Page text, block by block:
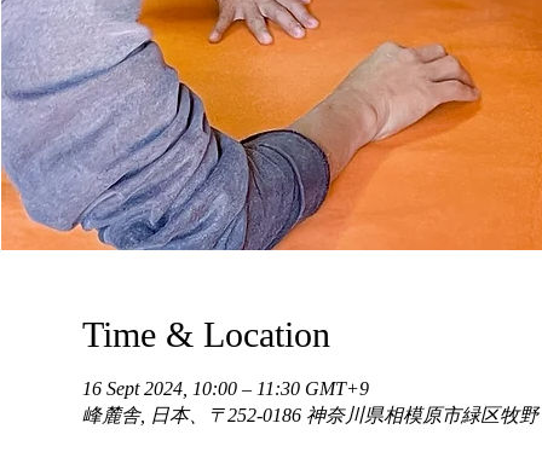
Time & Location
16 Sept 2024, 10:00 – 11:30 GMT+9
峰麓舎, 日本、〒252-0186 神奈川県相模原市緑区牧